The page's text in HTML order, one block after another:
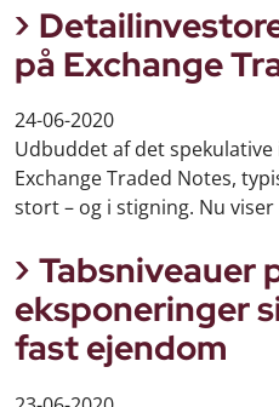
på Exchange
24-06-2020
Udbuddet af det
Exchange Traded Notes,
stort – og i stigning. Nu
Tabsniveauer
eksponeringer
fast ejendom